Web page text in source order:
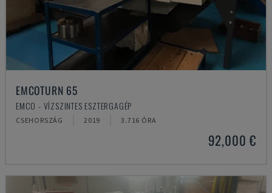
EMCOTURN 65
EMCO - VÍZSZINTES ESZTERGAGÉP
CSEHORSZÁG 2019 3.716 ÓRA
92,000 €